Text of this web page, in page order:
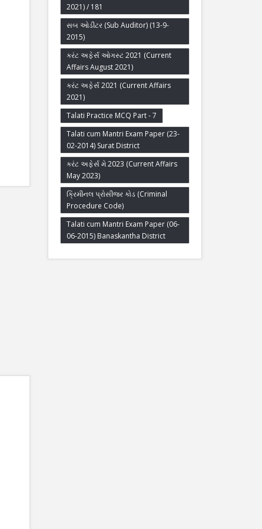
2021) / 181
સબ ઓડીટર (Sub Auditor) (13-9-
2015)
કરંટ અફેર્સ ઓગસ્ટ 2021 (Current
Affairs August 2021)
કરંટ અફેર્સ 2021 (Current Affairs
2021)
Talati Practice MCQ Part - 7
Talati cum Mantri Exam Paper (23-
02-2014) Surat District
કરંટ અફેર્સ મે 2023 (Current Affairs
May 2023)
ક્રિમીનલ પ્રોસીજર કોડ (Criminal
Procedure Code)
Talati cum Mantri Exam Paper (06-
06-2015) Banaskantha District